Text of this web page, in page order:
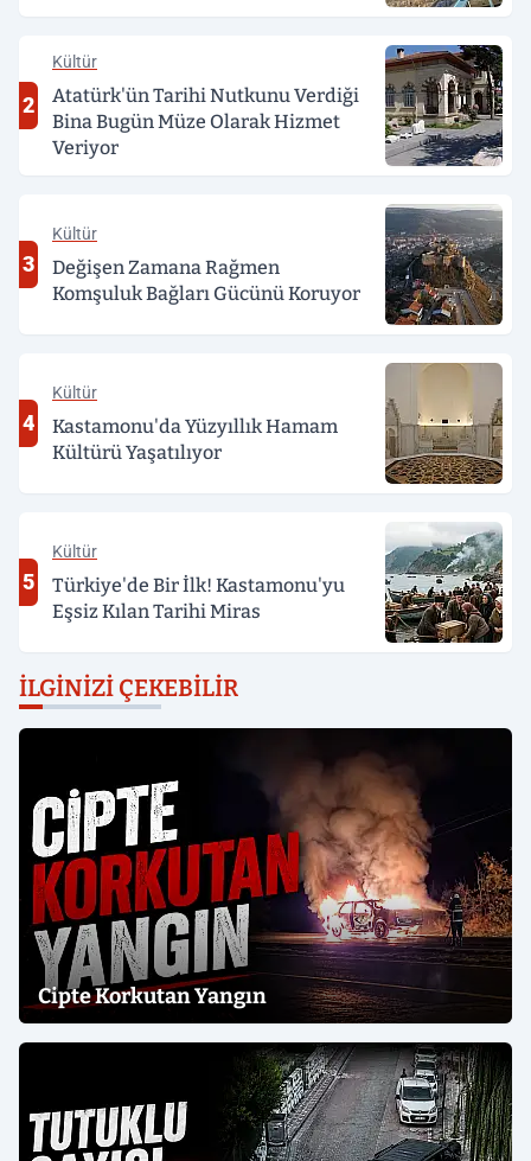
2
Kültür
Atatürk'ün Tarihi Nutkunu Verdiği
Bina Bugün Müze Olarak Hizmet
Veriyor
3
Kültür
Değişen Zamana Rağmen
Komşuluk Bağları Gücünü Koruyor
4
Kültür
Kastamonu'da Yüzyıllık Hamam
Kültürü Yaşatılıyor
5
Kültür
Türkiye'de Bir İlk! Kastamonu'yu
Eşsiz Kılan Tarihi Miras
İLGINIZI ÇEKEBILIR
Cipte Korkutan Yangın